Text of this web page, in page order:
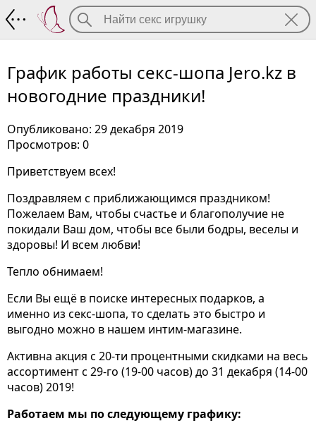
График работы секс-шопа Jero.kz в
новогодние праздники!
Опубликовано: 29 декабря 2019
Просмотров: 0
Приветствуем всех!
Поздравляем с приближающимся праздником!
Пожелаем Вам, чтобы счастье и благополучие не
покидали Ваш дом, чтобы все были бодры, веселы и
здоровы! И всем любви!
Тепло обнимаем!
Если Вы ещё в поиске интересных подарков, а
именно из секс-шопа, то сделать это быстро и
выгодно можно в нашем интим-магазине.
Активна акция с 20-ти процентными скидками на весь
ассортимент c 29-го (19-00 часов) до 31 декабря (14-00
часов) 2019!
Работаем мы по следующему графику:
График работы секс-шопа Jero.kz в